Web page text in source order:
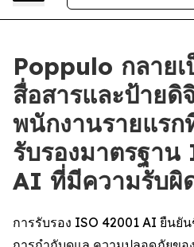
Poppulo กลาย
สื่อสารและป้ายดิ
พนักงานรายแรก
รับรองมาตรฐาน
AI ที่มีความรับผิ
การรับรอง ISO 42001 AI ยืนยั